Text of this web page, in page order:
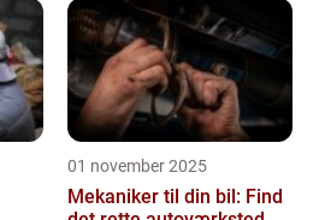
01 november 2025
Mekaniker til din bil: Find